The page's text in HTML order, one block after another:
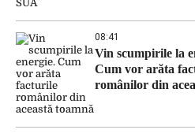
08:41
Vin scumpirile la
Cum vor arăta
românilor din